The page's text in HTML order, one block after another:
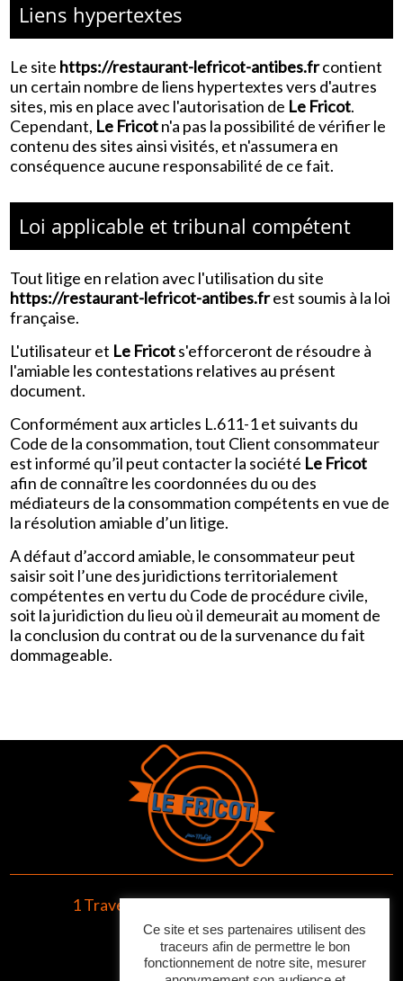
Liens hypertextes
Le site https://restaurant-lefricot-antibes.frcontient
un certain nombre de liens hypertextes vers d'autres
sites, mis en place avec l'autorisation de Le Fricot.
Cependant, Le Fricotn'a pas la possibilité de vérifier le
contenu des sites ainsi visités, et n'assumera en
conséquence aucune responsabilité de ce fait.
Loi applicable et tribunal compétent
Tout litige en relation avec l'utilisation du site
https://restaurant-lefricot-antibes.frest soumis à la loi
française.
L'utilisateur et Le Fricots'efforceront de résoudre à
l'amiable les contestations relatives au présent
document.
Conformément aux articles L.611-1 et suivants du
Code de la consommation, tout Client consommateur
est informé qu’il peut contacter la société Le Fricot
afin de connaître les coordonnées du ou des
médiateurs de la consommation compétents en vue de
la résolution amiable d’un litige.
A défaut d’accord amiable, le consommateur peut
saisir soit l’une des juridictions territorialement
compétentes en vertu du Code de procédure civile,
soit la juridiction du lieu où il demeurait au moment de
la conclusion du contrat ou de la survenance du fait
dommageable.
1 Traverse du 24 Août06600 Antibes
04 92 93 11 73
Ce site et ses partenaires utilisent des
traceurs afin de permettre le bon
fonctionnement de notre site, mesurer